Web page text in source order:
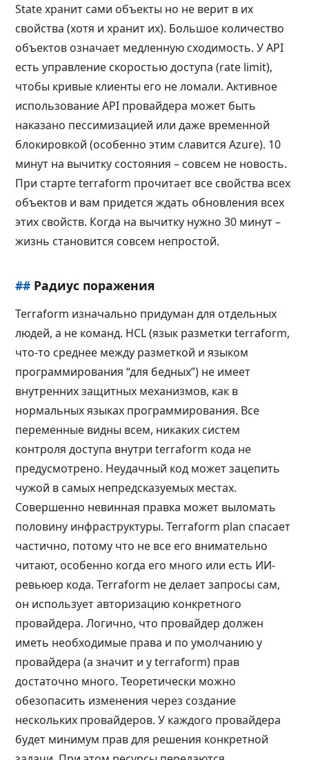
State хранит сами объекты но не верит в их
свойства (хотя и хранит их). Большое количество
объектов означает медленную сходимость. У API
есть управление скоростью доступа (rate limit),
чтобы кривые клиенты его не ломали. Активное
использование API провайдера может быть
наказано пессимизацией или даже временной
блокировкой (особенно этим славится Azure). 10
минут на вычитку состояния – совсем не новость.
При старте terraform прочитает все свойства всех
объектов и вам придется ждать обновления всех
этих свойств. Когда на вычитку нужно 30 минут –
жизнь становится совсем непростой.
## Радиус поражения
Terraform изначально придуман для отдельных
людей, а не команд. HCL (язык разметки terraform,
что-то среднее между разметкой и языком
программирования “для бедных”) не имеет
внутренних защитных механизмов, как в
нормальных языках программирования. Все
переменные видны всем, никаких систем
контроля доступа внутри terraform кода не
предусмотрено. Неудачный код может зацепить
чужой в самых непредсказуемых местах.
Совершенно невинная правка может выломать
половину инфраструктуры. Terraform plan спасает
частично, потому что не все его внимательно
читают, особенно когда его много или есть ИИ-
ревьюер кода. Terraform не делает запросы сам,
он использует авторизацию конкретного
провайдера. Логично, что провайдер должен
иметь необходимые права и по умолчанию у
провайдера (а значит и у terraform) прав
достаточно много. Теоретически можно
обезопасить изменения через создание
нескольких провайдеров. У каждого провайдера
будет минимум прав для решения конкретной